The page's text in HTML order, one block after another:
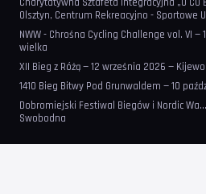
Charytatywna Sztafeta Integracyjna „O CO
Olsztyn, Centrum Rekreacyjno - Sportowe
NWW - Chrośna Cycling Challenge vol. VI
wielka
XII Bieg z Różą — 12 września 2026 — Kijewo
1410 Bieg Bitwy Pod Grunwaldem — 10
Dobromiejski Festiwal Biegów i Nordic
Swobodna